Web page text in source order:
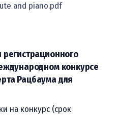
and piano.pdf
регистрационного
конкурсе
Рацбаума для
на конкурс (срок